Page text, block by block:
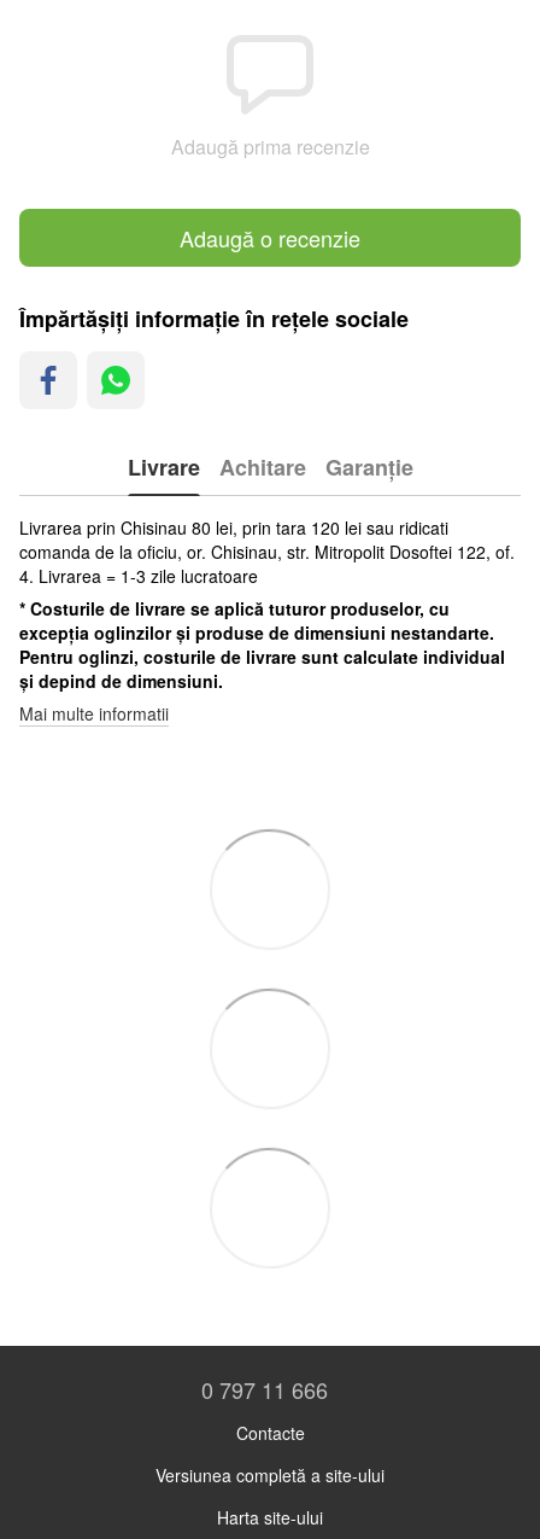
Adaugă prima recenzie
Adaugă o recenzie
Împărtășiți informație în rețele sociale
Livrare Achitare Garanție
Livrarea prin Chisinau 80 lei, prin tara 120 lei sau ridicati
comanda de la oficiu, or. Chisinau, str. Mitropolit Dosoftei 122, of.
4. Livrarea = 1-3 zile lucratoare
* Costurile de livrare se aplică tuturor produselor, cu
excepția oglinzilor și produse de dimensiuni nestandarte.
Pentru oglinzi, costurile de livrare sunt calculate individual
și depind de dimensiuni.
Mai multe informatii
0 797 11 666
Contacte
Versiunea completă a site-ului
Harta site-ului